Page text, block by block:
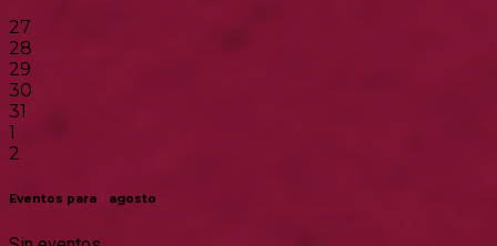
27
28
29
30
31
1
2
Eventos para agosto